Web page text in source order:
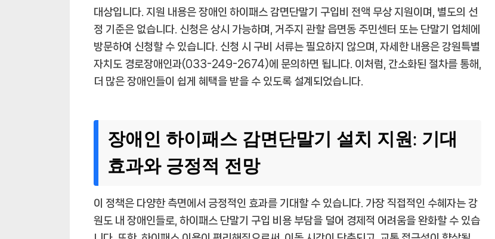
대상입니다. 지원 내용은 장애인 하이패스 감면단말기 구입비 전액 무상 지원이며, 별도의 선
정 기준은 없습니다. 신청은 상시 가능하며, 거주지 관할 읍면동 주민센터 또는 단말기 업체에
방문하여 신청할 수 있습니다. 신청 시 구비 서류는 필요하지 않으며, 자세한 내용은 강원특별
자치도 경로장애인과(033-249-2674)에 문의하면 됩니다. 이처럼, 간소화된 절차를 통해,
더 많은 장애인들이 쉽게 혜택을 받을 수 있도록 설계되었습니다.
장애인 하이패스 감면단말기 설치 지원: 기대
효과와 긍정적 전망
이 정책은 다양한 측면에서 긍정적인 효과를 기대할 수 있습니다. 가장 직접적인 수혜자는 강
원도 내 장애인들로, 하이패스 단말기 구입 비용 부담을 덜어 경제적 어려움을 완화할 수 있습